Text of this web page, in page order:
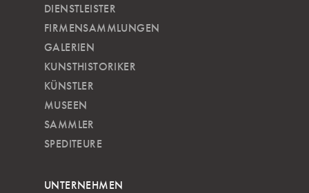
DIENSTLEISTER
FIRMENSAMMLUNGEN
GALERIEN
KUNSTHISTORIKER
KÜNSTLER
MUSEEN
SAMMLER
SPEDITEURE
UNTERNEHMEN